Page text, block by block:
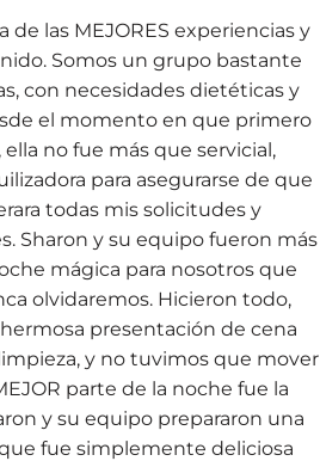
de las MEJORES experiencias y
Somos un grupo bastante
con necesidades dietéticas y
el momento en que primero
no fue más que servicial,
para asegurarse de que
todas mis solicitudes y
Sharon y su equipo fueron más
mágica para nosotros que
olvidaremos. Hicieron todo,
presentación de cena
y no tuvimos que mover
parte de la noche fue la
y su equipo prepararon una
fue simplemente deliciosa